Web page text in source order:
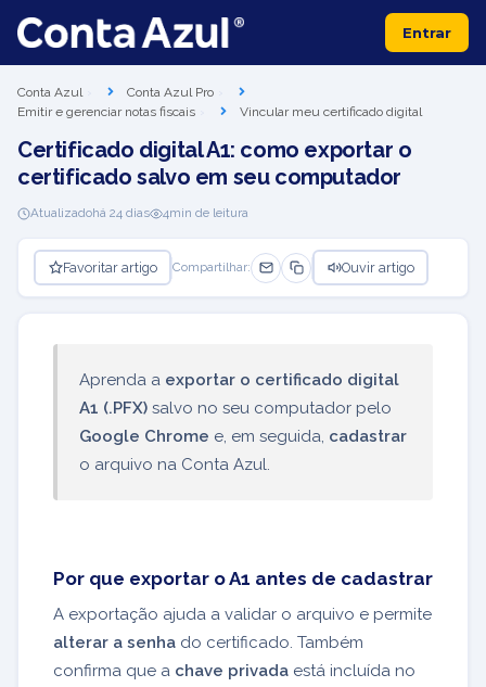
Entrar
Conta Azul
Conta Azul Pro
Emitir e gerenciar notas fiscais
Vincular meu certificado digital
Certificado digital A1: como exportar o
certificado salvo em seu computador
Atualizadohá 24 dias 4min de leitura
Favoritar artigo Compartilhar: Ouvir artigo
Aprenda a exportar o certificado digital
A1 (.PFX) salvo no seu computador pelo
Google Chrome e, em seguida, cadastrar
o arquivo na Conta Azul.
Por que exportar o A1 antes de cadastrar
A exportação ajuda a validar o arquivo e permite
alterar a senha do certificado. Também
confirma que a chave privada está incluída no